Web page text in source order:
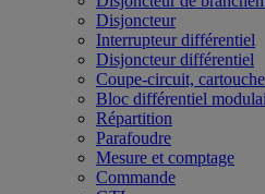
Disjoncteur
Interrupteur différentiel
Disjoncteur différentiel
Coupe-circuit,
Bloc différentiel
Répartition
Parafoudre
Mesure et comptage
Commande